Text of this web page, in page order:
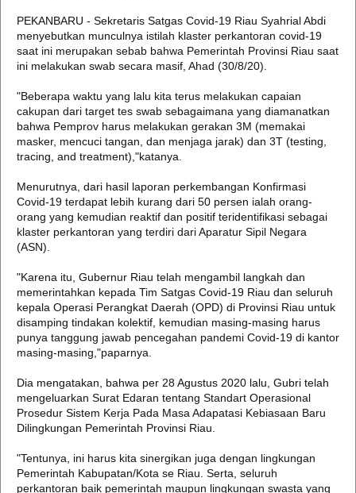
PEKANBARU - Sekretaris Satgas Covid-19 Riau Syahrial Abdi
menyebutkan munculnya istilah klaster perkantoran covid-19
saat ini merupakan sebab bahwa Pemerintah Provinsi Riau saat
ini melakukan swab secara masif, Ahad (30/8/20).
"Beberapa waktu yang lalu kita terus melakukan capaian
cakupan dari target tes swab sebagaimana yang diamanatkan
bahwa Pemprov harus melakukan gerakan 3M (memakai
masker, mencuci tangan, dan menjaga jarak) dan 3T (testing,
tracing, and treatment),"katanya.
Menurutnya, dari hasil laporan perkembangan Konfirmasi
Covid-19 terdapat lebih kurang dari 50 persen ialah orang-
orang yang kemudian reaktif dan positif teridentifikasi sebagai
klaster perkantoran yang terdiri dari Aparatur Sipil Negara
(ASN).
"Karena itu, Gubernur Riau telah mengambil langkah dan
memerintahkan kepada Tim Satgas Covid-19 Riau dan seluruh
kepala Operasi Perangkat Daerah (OPD) di Provinsi Riau untuk
disamping tindakan kolektif, kemudian masing-masing harus
punya tanggung jawab pencegahan pandemi Covid-19 di kantor
masing-masing,"paparnya.
Dia mengatakan, bahwa per 28 Agustus 2020 lalu, Gubri telah
mengeluarkan Surat Edaran tentang Standart Operasional
Prosedur Sistem Kerja Pada Masa Adapatasi Kebiasaan Baru
Dilingkungan Pemerintah Provinsi Riau.
"Tentunya, ini harus kita sinergikan juga dengan lingkungan
Pemerintah Kabupatan/Kota se Riau. Serta, seluruh
perkantoran baik pemerintah maupun lingkungan swasta yang